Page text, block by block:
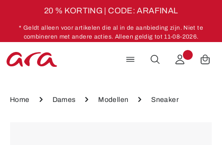
20 % KORTING | CODE: ARAFINAL
* Geldt alleen voor artikelen die al in de aanbieding zijn. Niet te
combineren met andere acties. Alleen geldig tot 11-08-2026.
Home Dames Modellen Sneaker